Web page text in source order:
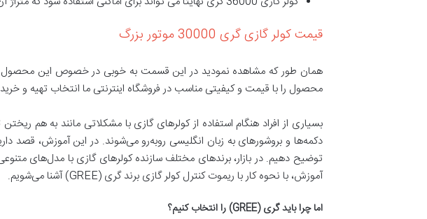
قیمت کولر گازی گری 30000 موتور بزرگ
همان طور که مشاهده نمودید در این قسمت به خوبی در خصوص این محصول و
محصول را با قیمت و کیفیتی مناسب در فروشگاه اینترنتی ما انتخاب تهیه و
بسیاری از افراد هنگام استفاده از کولرهای گازی با مشکلاتی مانند به هم
دکمه‌ها و بروشورهای به زبان انگلیسی روبه‌رو می‌شوند. در این آموزش، قصد
توضیح دهیم. در بازار، برندهای مختلف سازنده کولرهای گازی با مدل‌های
آموزش، با نحوه کار با ریموت کنترل کولر گازی برند گری (GREE) آشنا می‌شویم.
اما چرا باید گری (GREE) را انتخاب کنیم؟